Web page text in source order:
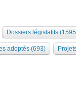
Dossiers législatifs
adoptés (693)